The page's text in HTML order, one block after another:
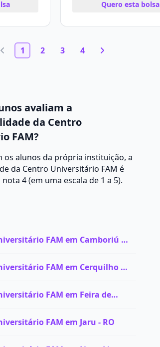
Quero esta bolsa
1 2 3 4
avaliam a
da Centro
FAM?
os alunos da própria instituição, a
da Centro Universitário FAM é
4 (em uma escala de 1 a 5).
FAM em Camboriú -
FAM em Cerquilho -
FAM em Feira de
FAM em Jaru - RO